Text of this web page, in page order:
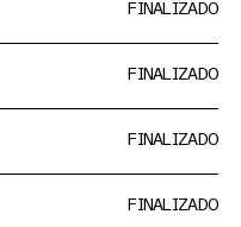
FINALIZADO
FINALIZADO
FINALIZADO
FINALIZADO